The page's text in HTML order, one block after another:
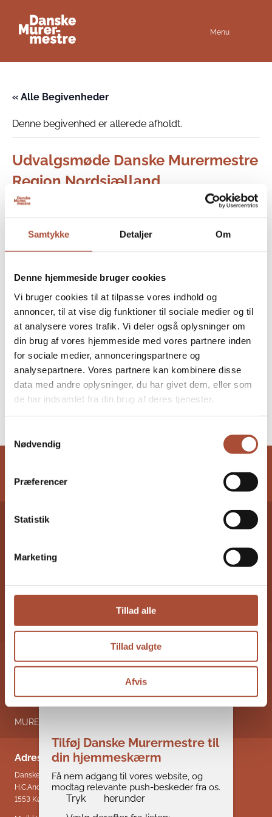
Samtykke Detaljer Om
Denne hjemmeside bruger cookies
Vi bruger cookies til at tilpasse vores indhold og
annoncer, til at vise dig funktioner til sociale medier og til
at analysere vores trafik. Vi deler også oplysninger om
din brug af vores hjemmeside med vores partnere inden
for sociale medier, annonceringspartnere og
analysepartnere. Vores partnere kan kombinere disse
data med andre oplysninger, du har givet dem, eller som
de har indsamlet fra din brug af deres tjenester.
Nødvendig
Præferencer
Statistik
Marketing
Tillad alle
Tillad valgte
Afvis
Menu
« Alle Begivenheder
Denne begivenhed er allerede afholdt.
Udvalgsmøde Danske Murermestre
Region Nordsjælland
12 juni @ 17:00
København
Tilføj til kalender
DETALJER
Dato:
12 juni
Tidspunkt:
17:00 - 20:00
Danske Murermestre på
Folkemødet
Udvalgsmøde Danske Murermestre
Region Nordsjælland
Om Danske Murermestre
Medlemmer
Kontakt
REGIONER
MURERNYT
Adresse & kontakt
Danske Murermestre
H.C.Andersens Boulevard 18
1553 København V
Tilføj Danske Murermestre til
din hjemmeskærm
Få nem adgang til vores website, og
modtag relevante push-beskeder fra os.
Tryk
herunder